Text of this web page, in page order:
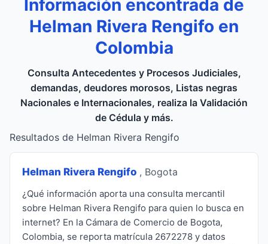
Información encontrada de
Helman Rivera Rengifo en
Colombia
Consulta Antecedentes y Procesos Judiciales,
demandas, deudores morosos, Listas negras
Nacionales e Internacionales, realiza la Validación
de Cédula y más.
Resultados de Helman Rivera Rengifo
Helman Rivera Rengifo , Bogota
¿Qué información aporta una consulta mercantil
sobre Helman Rivera Rengifo para quien lo busca en
internet? En la Cámara de Comercio de Bogota,
Colombia, se reporta matrícula 2672278 y datos